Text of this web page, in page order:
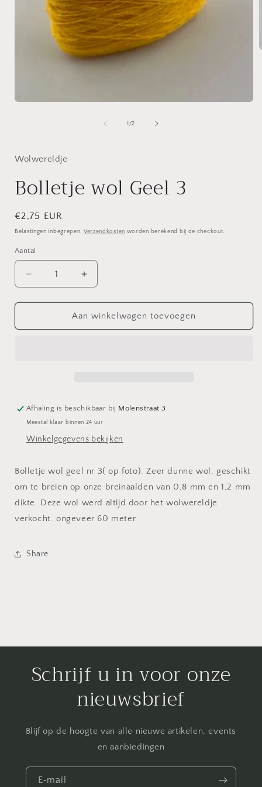
1 /van
2
Wolwereldje
Bolletje wol Geel 3
Normale
prijs
€2,75 EUR
Belastingen inbegrepen. Verzendkosten worden berekend bij de checkout.
Aantal
Aantal
verlagen
voor
wol
Aantal
verhogen
voor
Bolletje
wol
Aan winkelwagen toevoegen
Afhaling is beschikbaar bij Molenstraat 3
Meestal klaar binnen 24 uur
Winkelgegevens bekijken
Bolletje wol geel nr 3( op foto). Zeer dunne wol, geschikt
om te breien op onze breinaalden van 0,8 mm en 1,2 mm
dikte. Deze wol werd altijd door het wolwereldje
verkocht. ongeveer 60 meter.
Share
Schrijf u in voor onze
nieuwsbrief
Blijf op de hoogte van alle nieuwe artikelen, events
en aanbiedingen
E‑mail